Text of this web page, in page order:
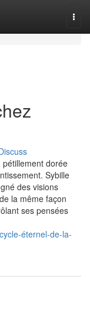
pétillement dorée
Sybille
des visions
la même façon
ses pensées
éternel-de-la-